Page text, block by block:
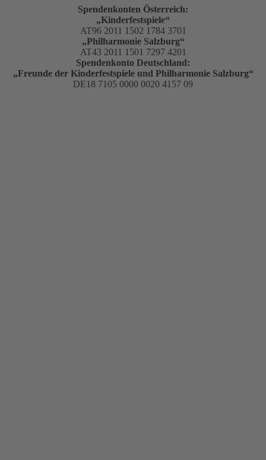
Spendenkonten Österreich:
„Kinderfestspiele“
AT96 2011 1502 1784 3701
„Philharmonie Salzburg“
AT43 2011 1501 7297 4201
Spendenkonto Deutschland:
„Freunde der Kinderfestspiele und Philharmonie Salzburg“
DE18 7105 0000 0020 4157 09